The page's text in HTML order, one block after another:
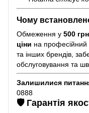
Чому
Обмеження у 500 грн
ціни на професійний
та інших брендів,
обслуговування та
Залишилися
0888
🛡️ Гарантія